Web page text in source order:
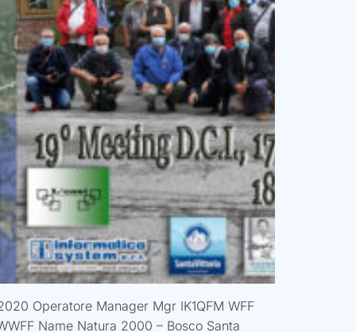
Operatore Manager Mgr IK1QFM WFF
Name Natura 2000 – Bosco Santa